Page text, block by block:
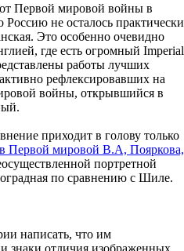
Первой мировой войны в
Россию не осталось практически
Это особенно очевидно
где есть огромный Imperial
работы лучших
рефлексировавших на
войны, открывшийся в
приходит в голову только
Первой мировой В.А, Пояркова,
портретной
по сравнению с Шиле.
написать, что им
знаки отличия изображенных